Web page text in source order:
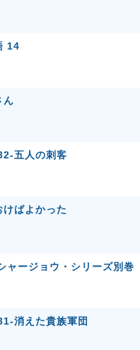
14
ん
五人の刺客
けばよかった
ャージョウ・シリーズ別巻
消えた貴族軍団